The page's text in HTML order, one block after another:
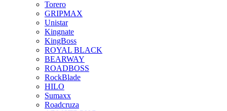
Torero
GRIPMAX
Unistar
Kingnate
KingBoss
ROYAL BLACK
BEARWAY
ROADBOSS
RockBlade
HILO
Sumaxx
Roadcruza